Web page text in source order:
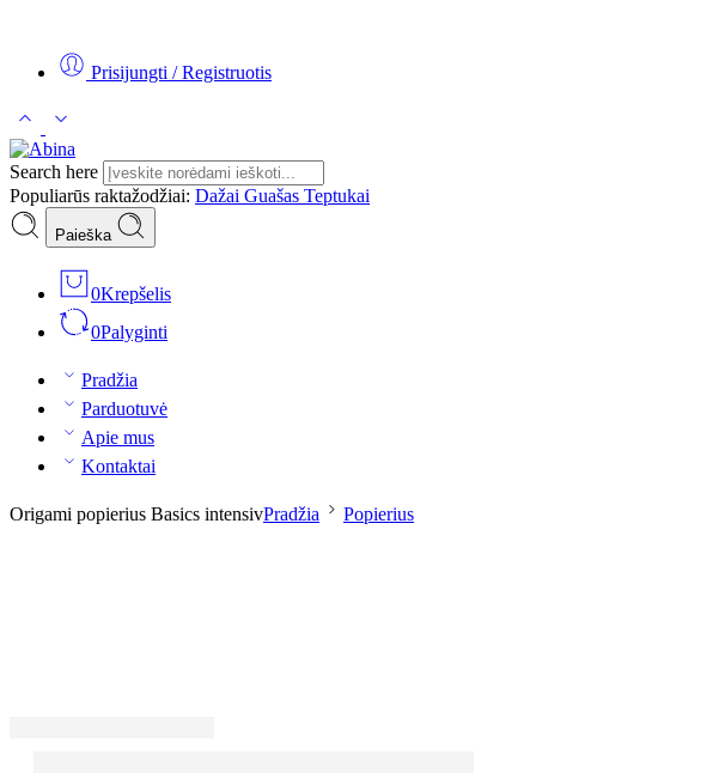
Prisijungti / Registruotis
Search here
Populiarūs raktažodžiai: Dažai Guašas Teptukai
Paieška
0Krepšelis
0Palyginti
Pradžia
Parduotuvė
Apie mus
Kontaktai
Origami popierius Basics intensivPradžia Popierius